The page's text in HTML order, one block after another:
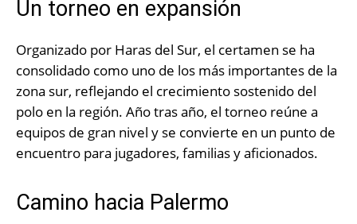
Un torneo en expansión
Organizado por Haras del Sur, el certamen se ha
consolidado como uno de los más importantes de la
zona sur, reflejando el crecimiento sostenido del
polo en la región. Año tras año, el torneo reúne a
equipos de gran nivel y se convierte en un punto de
encuentro para jugadores, familias y aficionados.
Camino hacia Palermo